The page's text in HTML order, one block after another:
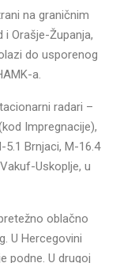
na graničnim
Orašje-Županja,
do usporenog
a.
radari –
Impregnacije),
5.1 Brnjaci, M-16.4
Uskoplje, u
oblačno
U Hercegovini
podne. U drugoj